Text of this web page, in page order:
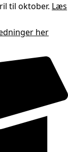
til oktober. Læs
her